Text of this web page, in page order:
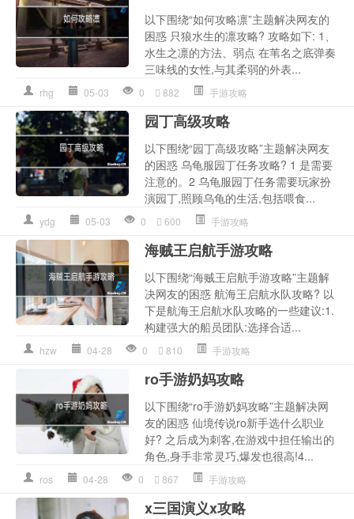
以下围绕“如何攻略凛”主题解决网友的
困惑 只狼水生的凛攻略? 攻略如下: 1、
水生之凛的方法、弱点 在苇名之底弹奏
三味线的女性,与其柔弱的外表...
rhg 05-03 0 882 手游攻略
园丁高级攻略
以下围绕“园丁高级攻略”主题解决网友
的困惑 乌龟服园丁任务攻略? 1 是需要
注意的。2 乌龟服园丁任务需要玩家扮
演园丁,照顾乌龟的生活,包括喂食...
ydg 05-03 0 600 手游攻略
海贼王启航手游攻略
以下围绕“海贼王启航手游攻略”主题解
决网友的困惑 航海王启航水队攻略? 以
下是航海王启航水队攻略的一些建议:1.
构建强大的船员团队:选择合适...
hzw 04-28 0 810 手游攻略
ro手游奶妈攻略
以下围绕“ro手游奶妈攻略”主题解决网
友的困惑 仙境传说ro新手选什么职业
好? 之后成为刺客,在游戏中担任输出的
角色,身手非常灵巧,爆发也很高!4...
ros 04-28 0 867 手游攻略
x三国演义x攻略